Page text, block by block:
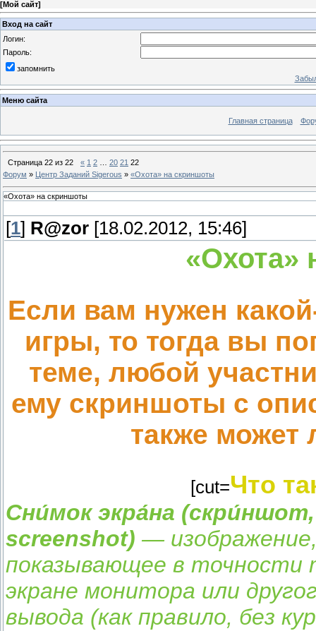
[Мой сайт]
Вход на сайт
Логин:
Пароль:
запомнить
Меню сайта
Главная страница
Страница 22 из 22 « 1 2 20 21 22
Форум » Центр Заданий Sigerous » «Охота» на скриншоты
«Охота» на скриншоты
[1] R@zor [18.02.2012, 15:46]
«Охота»
Если вам нужен
игры, то тогда вы
теме, любой
ему скриншоты с
также
[cut=Что
Сни́мок экра́на
screenshot) —
показывающее в точности
экране монитора или
вывода (как правило, без